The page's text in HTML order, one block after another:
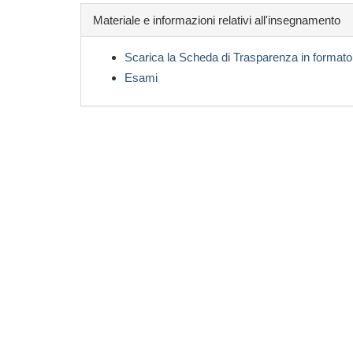
Materiale e informazioni relativi all'insegnamento
Scarica la Scheda di Trasparenza in
Esami